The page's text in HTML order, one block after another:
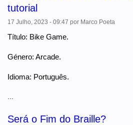
tutorial
17 Julho, 2023 - 09:47 por Marco Poeta
Título: Bike Game.
Género: Arcade.
Idioma: Português.
Será o Fim do Braille?